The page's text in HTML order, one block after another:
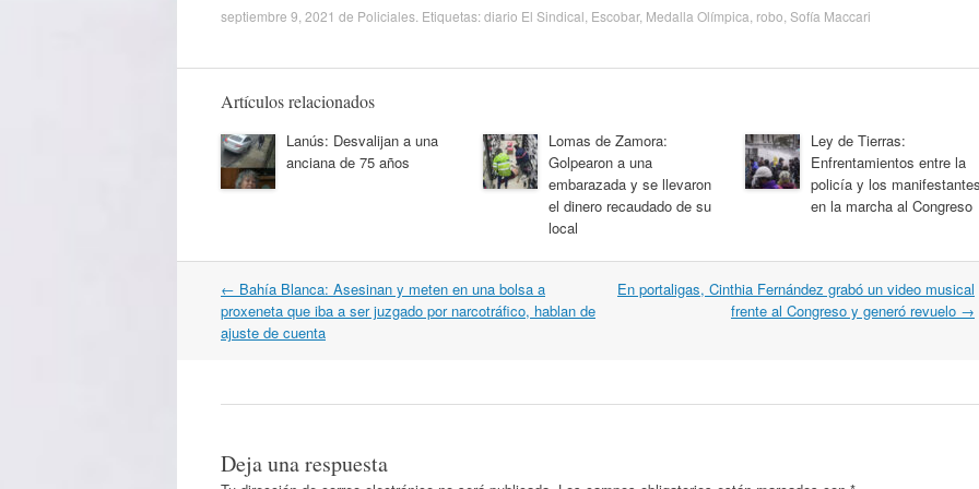
septiembre 9, 2021 de Policiales . Etiquetas:diario El Sindical Escobar, Medalla Olímpica robo Sofía Maccari
Artículos relacionados
Lanús: Desvalijan a una
anciana de 75 años
Lomas de Zamora:
Golpearon a una
embarazada y se llevaron
el dinero recaudado de su
local
Ley de Tierras:
Enfrentamientos entre la
policía y los
en la marcha al Congreso
Navegación
por
artículos
← Bahía Blanca: Asesinan y meten en una bolsa a
proxeneta que iba a ser juzgado por narcotráfico, hablan de
ajuste de cuenta
En portaligas, Cinthia Fernández grabó un video musical
frente al Congreso y generó revuelo →
Deja una respuesta